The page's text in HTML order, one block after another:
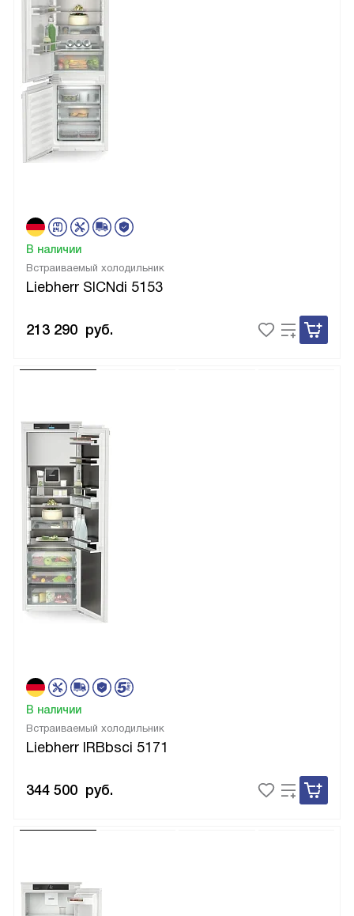
Встраиваемый холодильник
Liebherr SICNdi 5153
В наличии
213 290 руб.
Встраиваемый холодильник
Liebherr IRBbsci 5171
В наличии
344 500 руб.